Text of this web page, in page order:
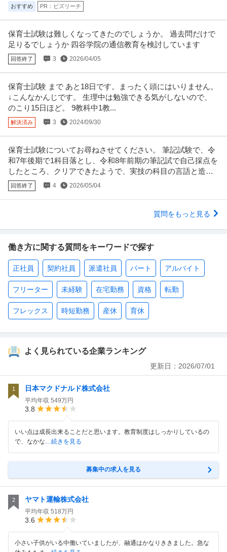
おすすめ PR：ビズリーチ
保育士試験は難しくなってきたのでしょうか。 過去問だけで
足りるでしょうか 四谷学院の通信教育を検討しています
回答終了 3 2026/04/05
保育士試験 まで あと18日です。まったく頭にはいりません。
↓こんなかんじです。 生理中は勉強できる気がしないので、
のこり15日ほど。 9教科中1教...
解決済み 3 2024/09/30
保育士試験についてお尋ねさせてください。 筆記試験で、令
和7年後期で1科目落とし、令和8年前期の筆記試で自己採点を
したところ、クリアできたようで、実技の科目の言語と造形
の練習を始めた者です。
回答終了 4 2026/05/04
質問をもっと見る
働き方に関する質問をキーワードで探す
正社員 契約社員 派遣社員 パート アルバイト
フリーター 未経験 在宅勤務 資格 転勤
フレックス 時短勤務 産休 育休
よく見られている企業ランキング
更新日： 2026/07/01
1 日本マクドナルド株式会社
平均年収 549万円
3.8
いい点は成長出来ることだと思います。教育制度はしっかりしているの
で、なかな…続きを見る
募集中の求人を見る
2 ヤマト運輸株式会社
平均年収 518万円
3.6
小さい子供がいる中働いていましたが、融通はかなりききました。急な